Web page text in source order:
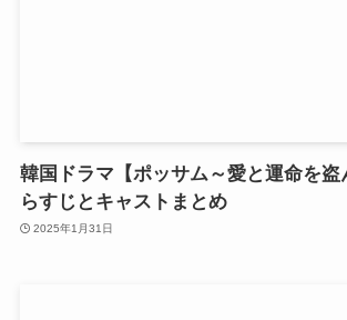
韓国ドラマ【ポッサム～愛と運命を盗
らすじとキャストまとめ
2025年1月31日